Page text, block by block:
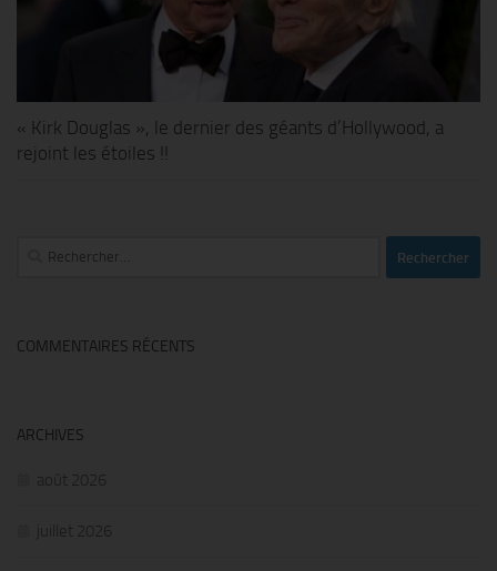
« Kirk Douglas », le dernier des géants d’Hollywood, a
rejoint les étoiles !!
Rechercher :
COMMENTAIRES RÉCENTS
ARCHIVES
août 2026
juillet 2026